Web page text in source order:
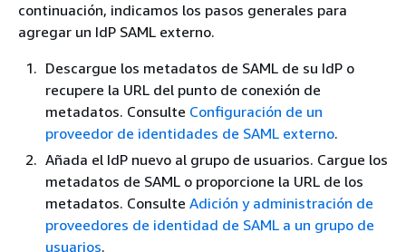
continuación, indicamos los pasos generales para
agregar un IdP SAML externo.
Descargue los metadatos de SAML de su IdP o
recupere la URL del punto de conexión de
metadatos. Consulte Configuración de un
proveedor de identidades de SAML externo.
Añada el IdP nuevo al grupo de usuarios. Cargue los
metadatos de SAML o proporcione la URL de los
metadatos. Consulte Adición y administración de
proveedores de identidad de SAML a un grupo de
usuarios.